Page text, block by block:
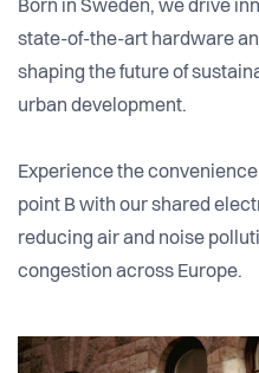
Born in Sweden, we drive
state-of-the-art hardware
shaping the future of
urban development.
Experience the
point B with our shared
reducing air and noise
congestion across Europe.